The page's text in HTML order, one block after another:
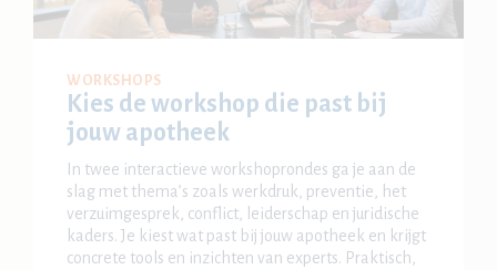
WORKSHOPS
Kies de workshop die past bij
jouw apotheek
In twee interactieve workshoprondes ga je aan de
slag met thema’s zoals werkdruk, preventie, het
verzuimgesprek, conflict, leiderschap en juridische
kaders. Je kiest wat past bij jouw apotheek en krijgt
concrete tools en inzichten van experts. Praktisch,